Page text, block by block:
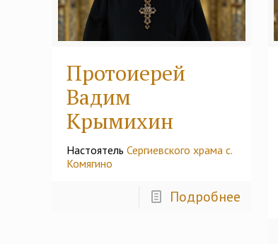
Протоиерей
Вадим
Крымихин
НастоятельСергиевского храма с.
Комягино
Подробнее